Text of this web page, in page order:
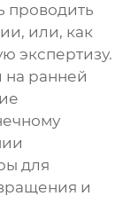
проводить
или, как
экспертизу.
на ранней
для
и